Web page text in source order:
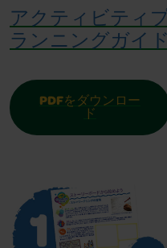
アクティビティプ
ランニングガイド
PDFをダウンロー
ド